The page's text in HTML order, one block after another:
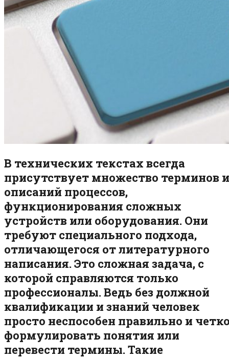
В технических текстах всегда
присутствует множество терминов и
описаний процессов,
функционирования сложных
устройств или оборудования. Они
требуют специального подхода,
отличающегося от литературного
написания. Это сложная задача, с
которой справляются только
профессионалы. Ведь без должной
квалификации и знаний человек
просто неспособен правильно и
формулировать понятия или
перевести термины. Такие